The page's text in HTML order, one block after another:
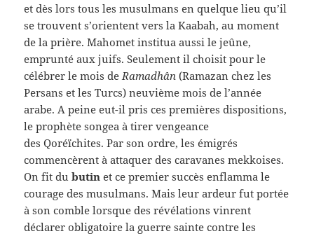
et dès lors tous les musulmans en quelque lieu qu’il
se trouvent s’orientent vers la Kaabah, au moment
de la prière. Mahomet institua aussi le jeûne,
emprunté aux juifs. Seulement il choisit pour le
célébrer le mois deRamadhân (Ramazan chez les
Persans et les Turcs) neuvième mois de l’année
arabe. A peine eut-il pris ces premières dispositions,
le prophète songea à tirer vengeance
des Qoréïchites. Par son ordre, les émigrés
commencèrent à attaquer des caravanes mekkoises.
On fit dubutin et ce premier succès enflamma le
courage des musulmans. Mais leur ardeur fut portée
à son comble lorsque des révélations vinrent
déclarer obligatoire la guerre sainte contre les